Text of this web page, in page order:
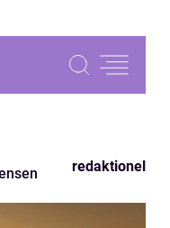
redaktionel